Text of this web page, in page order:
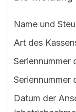
Name und
Art des
Seriennummer
Seriennummer
Datum der